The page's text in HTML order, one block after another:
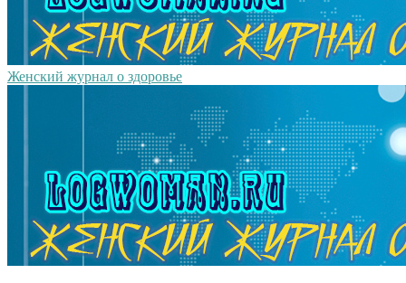
Женский журнал о здоровье